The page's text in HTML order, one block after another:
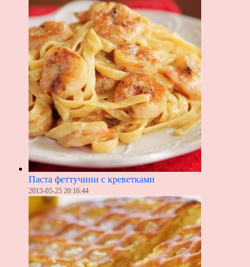
Паста феттучини с креветками
2013-05-25 20:16:44